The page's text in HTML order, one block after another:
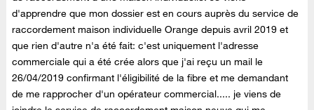
d'apprendre que mon dossier est en cours auprès du service de
raccordement maison individuelle Orange depuis avril 2019 et
que rien d'autre n'a été fait: c'est uniquement l'adresse
commerciale qui a été crée alors que j'ai reçu un mail le
26/04/2019 confirmant l'éligibilité de la fibre et me demandant
de me rapprocher d'un opérateur commercial..... je viens de